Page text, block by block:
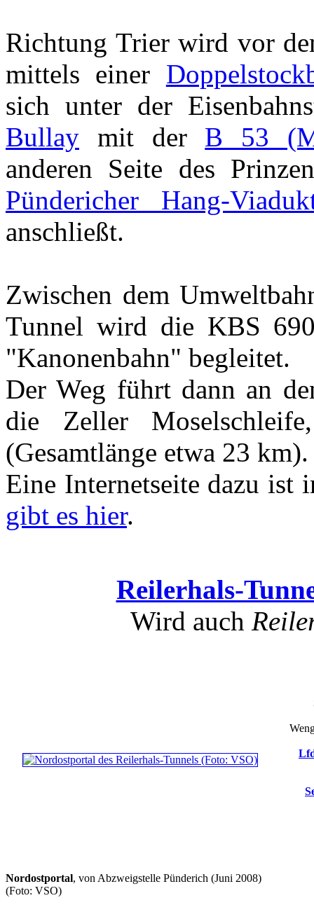
Richtung Trier wird vor
mittels einer
sich unter der
Bullay mit der B 53
anderen Seite des
Pündericher Hang-
anschließt.
Zwischen dem
Tunnel wird die KBS
"Kanonenbahn" begleitet.
Der Weg führt dann an
die Zeller
(Gesamtlänge etwa 23 km).
Eine Internetseite dazu ist
gibt es hier.
Reilerhals-
Wird auch
Nordostportal, von Abzweigstelle Pünderich (Juni 2008)
(Foto: VSO)